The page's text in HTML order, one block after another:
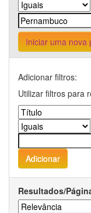
Iniciar uma nova
Adicionar filtros:
Utilizar filtros para
Resultados/